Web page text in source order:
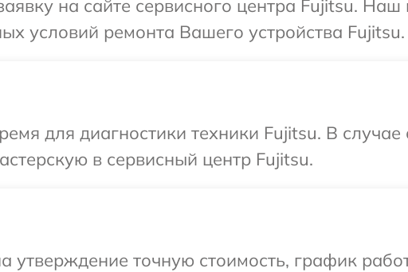
на сайте сервисного центра Fujitsu.
условий ремонта Вашего устройства Fujitsu.
для диагностики техники Fujitsu. В
в сервисный центр Fujitsu.
утверждение точную стоимость, график